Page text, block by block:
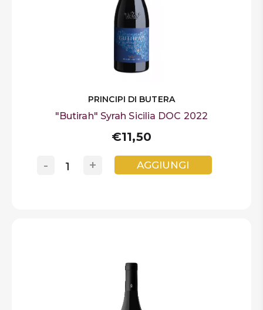
PRINCIPI DI BUTERA
"Butirah" Syrah Sicilia DOC 2022
€11,50
+
- AGGIUNGI